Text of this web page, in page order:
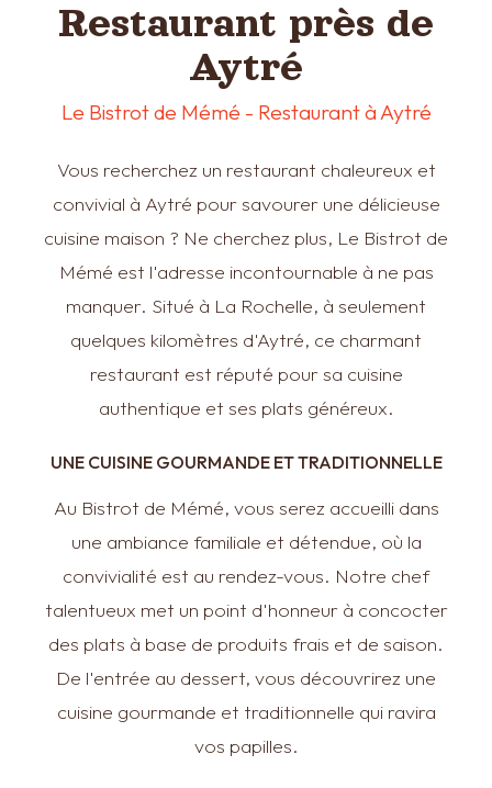
Restaurant près de
Aytré
Le Bistrot de Mémé - Restaurant à Aytré
Vous recherchez un restaurant chaleureux et
convivial à Aytré pour savourer une délicieuse
cuisine maison ? Ne cherchez plus, Le Bistrot de
Mémé est l'adresse incontournable à ne pas
manquer. Situé à La Rochelle, à seulement
quelques kilomètres d'Aytré, ce charmant
restaurant est réputé pour sa cuisine
authentique et ses plats généreux.
UNE CUISINE GOURMANDE ET TRADITIONNELLE
Au Bistrot de Mémé, vous serez accueilli dans
une ambiance familiale et détendue, où la
convivialité est au rendez-vous. Notre chef
talentueux met un point d'honneur à concocter
des plats à base de produits frais et de saison.
De l'entrée au dessert, vous découvrirez une
cuisine gourmande et traditionnelle qui ravira
vos papilles.